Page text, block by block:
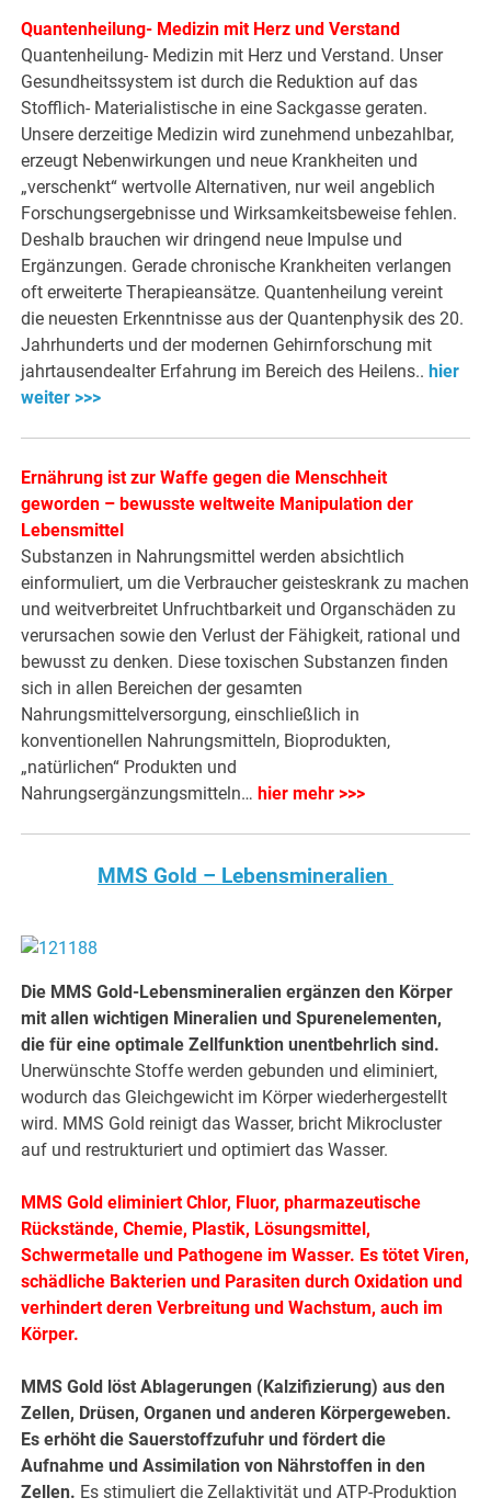
Quantenheilung- Medizin mit Herz und Verstand
Quantenheilung- Medizin mit Herz und Verstand. Unser
Gesundheitssystem ist durch die Reduktion auf das
Stofflich- Materialistische in eine Sackgasse geraten.
Unsere derzeitige Medizin wird zunehmend unbezahlbar,
erzeugt Nebenwirkungen und neue Krankheiten und
„verschenkt“ wertvolle Alternativen, nur weil angeblich
Forschungsergebnisse und Wirksamkeitsbeweise fehlen.
Deshalb brauchen wir dringend neue Impulse und
Ergänzungen. Gerade chronische Krankheiten verlangen
oft erweiterte Therapieansätze. Quantenheilung vereint
die neuesten Erkenntnisse aus der Quantenphysik des 20.
Jahrhunderts und der modernen Gehirnforschung mit
jahrtausendealter Erfahrung im Bereich des Heilens.. hier
weiter >>>
Ernährung ist zur Waffe gegen die Menschheit
geworden – bewusste weltweite Manipulation der
Lebensmittel
Substanzen in Nahrungsmittel werden absichtlich
einformuliert, um die Verbraucher geisteskrank zu machen
und weitverbreitet Unfruchtbarkeit und Organschäden zu
verursachen sowie den Verlust der Fähigkeit, rational und
bewusst zu denken. Diese toxischen Substanzen finden
sich in allen Bereichen der gesamten
Nahrungsmittelversorgung, einschließlich in
konventionellen Nahrungsmitteln, Bioprodukten,
„natürlichen“ Produkten und
Nahrungsergänzungsmitteln… hier mehr >>>
MMS Gold – Lebensmineralien
Die MMS Gold-Lebensmineralien ergänzen den Körper
mit allen wichtigen Mineralien und Spurenelementen,
die für eine optimale Zellfunktion unentbehrlich sind.
Unerwünschte Stoffe werden gebunden und eliminiert,
wodurch das Gleichgewicht im Körper wiederhergestellt
wird. MMS Gold reinigt das Wasser, bricht Mikrocluster
auf und restrukturiert und optimiert das Wasser.
MMS Gold eliminiert Chlor, Fluor, pharmazeutische
Rückstände, Chemie, Plastik, Lösungsmittel,
Schwermetalle und Pathogene im Wasser. Es tötet Viren,
schädliche Bakterien und Parasiten durch Oxidation und
verhindert deren Verbreitung und Wachstum, auch im
Körper.
MMS Gold löst Ablagerungen (Kalzifizierung) aus den
Zellen, Drüsen, Organen und anderen Körpergeweben.
Es erhöht die Sauerstoffzufuhr und fördert die
Aufnahme und Assimilation von Nährstoffen in den
Zellen. Es stimuliert die Zellaktivität und ATP-Produktion